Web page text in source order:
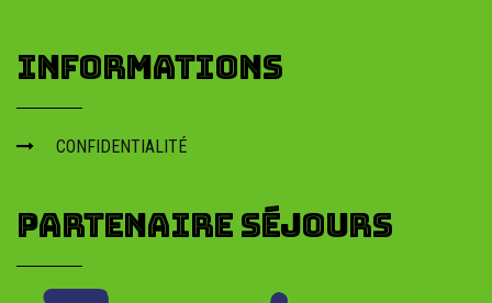
INFORMATIONS
CONFIDENTIALITÉ
PARTENAIRE SÉJOURS